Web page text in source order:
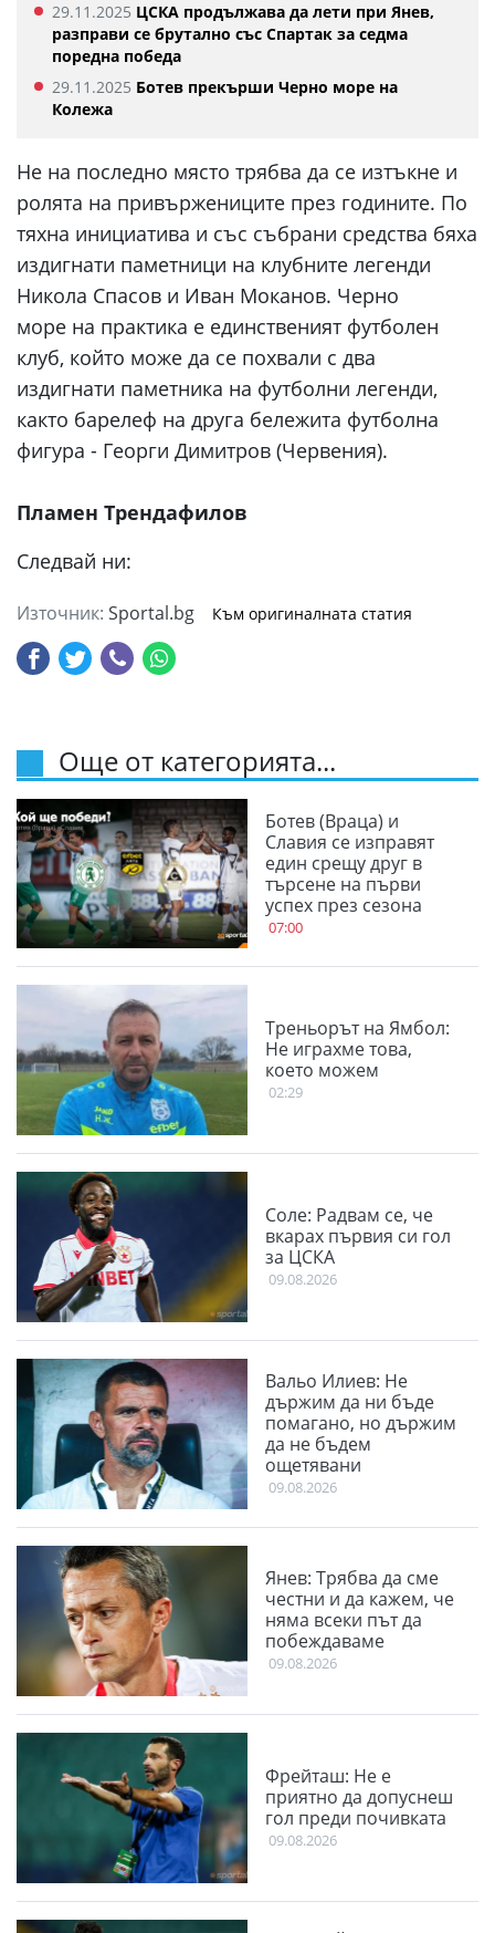
29.11.2025 ЦСКА продължава да лети при Янев,
разправи се брутално със Спартак за седма
поредна победа
29.11.2025 Ботев прекърши Черно море на
Колежа
Не на последно място трябва да се изтъкне и
ролята на привържениците през годините. По
тяхна инициатива и със събрани средства бяха
издигнати паметници на клубните легенди
Никола Спасов и Иван Моканов. Черно
море на практика е единственият футболен
клуб, който може да се похвали с два
издигнати паметника на футболни легенди,
както барелеф на друга бележита футболна
фигура - Георги Димитров (Червения).
Пламен Трендафилов
Следвай ни:
Източник: Sportal.bg Към оригиналната статия
Още от категорията...
Ботев (Враца) и
Славия се изправят
един срещу друг в
търсене на първи
успех през сезона
07:00
Треньорът на Ямбол:
Не играхме това,
което можем
02:29
Соле: Радвам се, че
вкарах първия си гол
за ЦСКА
09.08.2026
Вальо Илиев: Не
държим да ни бъде
помагано, но държим
да не бъдем
ощетявани
09.08.2026
Янев: Трябва да сме
честни и да кажем, че
няма всеки път да
побеждаваме
09.08.2026
Фрейташ: Не е
приятно да допуснеш
гол преди почивката
09.08.2026